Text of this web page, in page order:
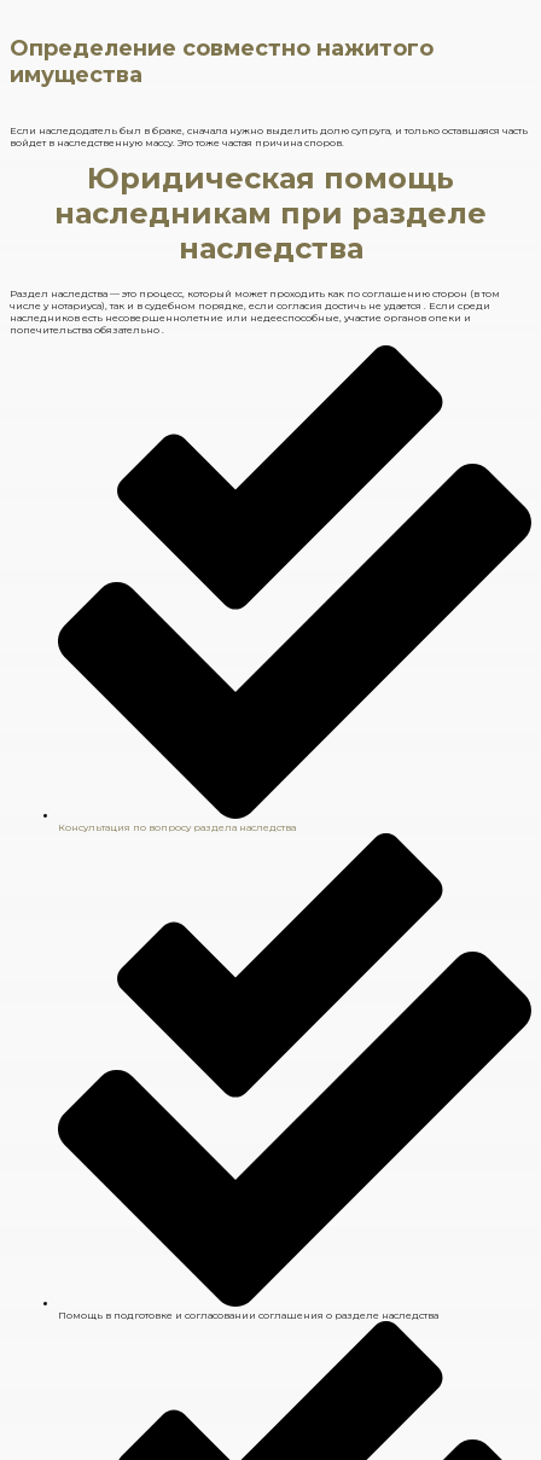
Определение совместно нажитого
имущества
Если наследодатель был в браке, сначала нужно выделить долю супруга, и только оставшаяся часть
войдет в наследственную массу. Это тоже частая причина споров.
Юридическая помощь
наследникам при разделе
наследства
Раздел наследства — это процесс, который может проходить как по соглашению сторон (в том
числе у нотариуса), так и в судебном порядке, если согласия достичь не удается . Если среди
наследников есть несовершеннолетние или недееспособные, участие органов опеки и
попечительства обязательно .
Консультация по вопросу раздела наследства
Помощь в подготовке и согласовании соглашения о разделе наследства